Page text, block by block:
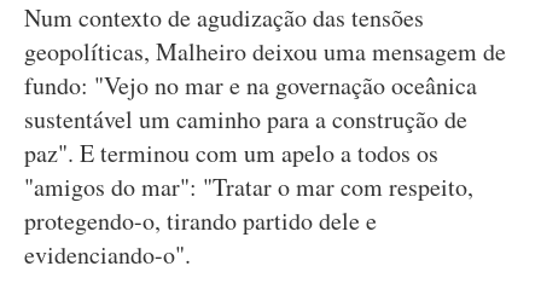
Num contexto de agudização das tensões
geopolíticas, Malheiro deixou uma mensagem de
fundo: "Vejo no mar e na governação oceânica
sustentável um caminho para a construção de
paz". E terminou com um apelo a todos os
"amigos do mar": "Tratar o mar com respeito,
protegendo-o, tirando partido dele e
evidenciando-o".